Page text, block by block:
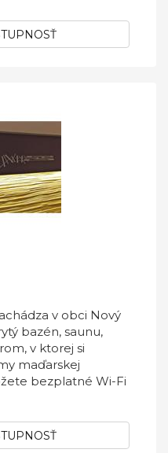
v obci Nový
bazén, saunu,
v ktorej si
maďarskej
bezplatné Wi-Fi